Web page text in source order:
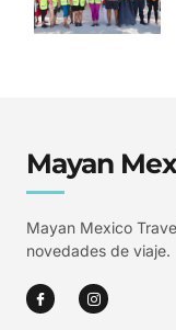
Mayan
Mayan Mexico
novedades de viaje.